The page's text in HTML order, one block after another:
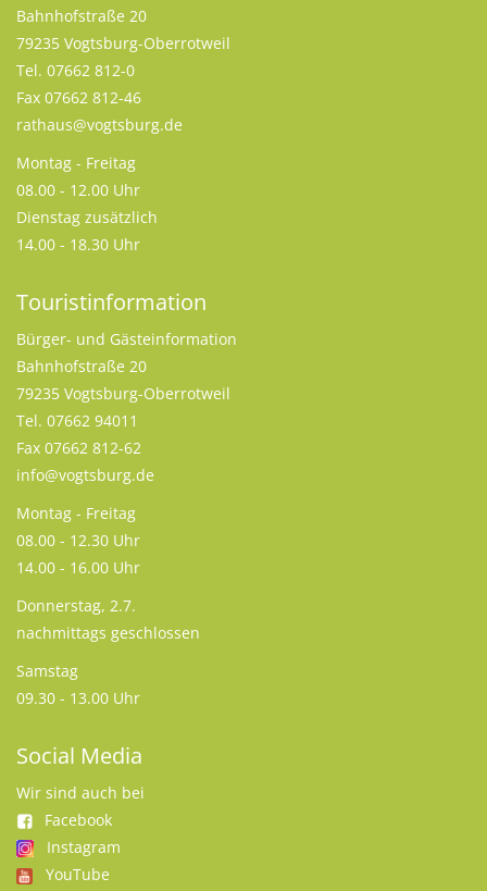
Bahnhofstraße 20
79235 Vogtsburg-Oberrotweil
Tel. 07662 812-0
Fax 07662 812-46
rathaus@vogtsburg.de
Montag - Freitag
08.00 - 12.00 Uhr
Dienstag zusätzlich
14.00 - 18.30 Uhr
Touristinformation
Bürger- und Gästeinformation
Bahnhofstraße 20
79235 Vogtsburg-Oberrotweil
Tel. 07662 94011
Fax 07662 812-62
info@vogtsburg.de
Montag - Freitag
08.00 - 12.30 Uhr
14.00 - 16.00 Uhr
Donnerstag, 2.7.
nachmittags geschlossen
Samstag
09.30 - 13.00 Uhr
Social Media
Wir sind auch bei
Facebook
Instagram
YouTube